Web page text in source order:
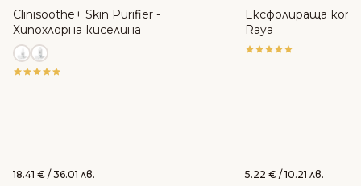
Clinisoothe+ Skin Purifier -
Хипохлорна киселина
18.41 € / 36.01 лв.
Ексфолираща
Raya
5.22 € / 10.21 лв.